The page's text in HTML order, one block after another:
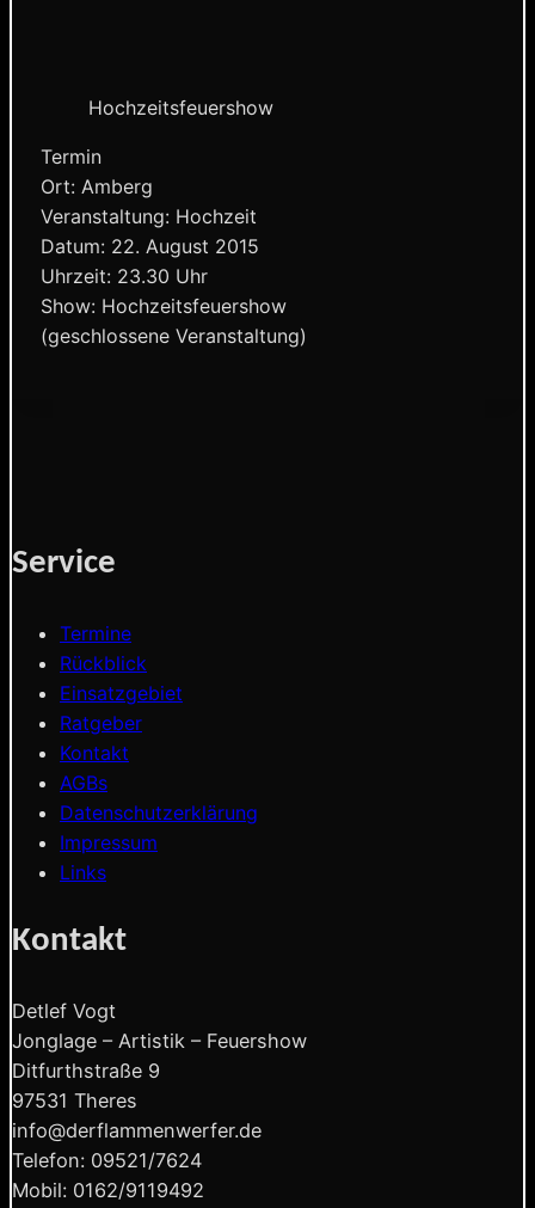
Hochzeitsfeuershow
Termin
Ort: Amberg
Veranstaltung: Hochzeit
Datum: 22. August 2015
Uhrzeit: 23.30 Uhr
Show: Hochzeitsfeuershow
(geschlossene Veranstaltung)
Service
Termine
Rückblick
Einsatzgebiet
Ratgeber
Kontakt
AGBs
Datenschutzerklärung
Impressum
Links
Kontakt
Detlef Vogt
Jonglage – Artistik – Feuershow
Ditfurthstraße 9
97531 Theres
info@derflammenwerfer.de
Telefon: 09521/7624
Mobil: 0162/9119492